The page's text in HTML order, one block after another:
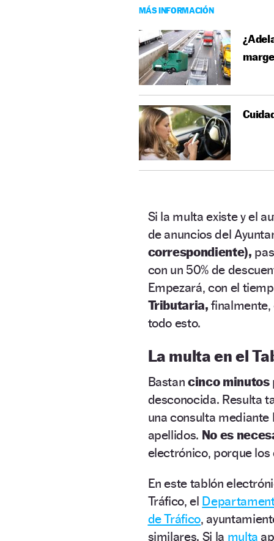
MÁS INFORMACIÓN
Si la multa existe y el
de anuncios del
correspondiente),
con un 50% de
Empezará, con el
Tributaria,
todo esto.
La multa en el
Bastancinco minutos
desconocida. Resulta
una consulta
apellidos. No es
electrónico, porque
En este tablón
Tráfico, el
de Tráfico,
similares. Si la multa